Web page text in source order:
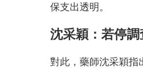
保支出透明。
沈采穎：若停
對此，藥師沈采穎指